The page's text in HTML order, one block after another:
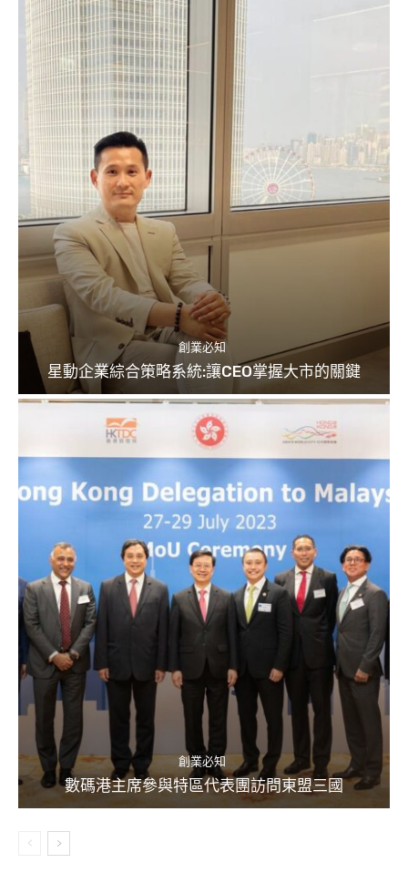
創業必知
星動企業綜合策略系統:讓CEO掌握大市的關鍵
創業必知
數碼港主席參與特區代表團訪問東盟三國